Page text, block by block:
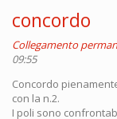
concordo
Collegamento
09:55
Concordo
con la n.2.
I poli sono